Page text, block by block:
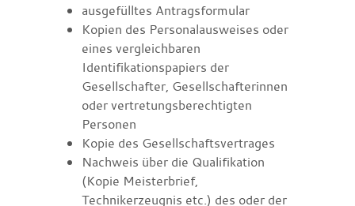
ausgefülltes Antragsformular
Kopien des Personalausweises oder
eines vergleichbaren
Identifikationspapiers der
Gesellschafter, Gesellschafterinnen
oder vertretungsberechtigten
Personen
Kopie des Gesellschaftsvertrages
Nachweis über die Qualifikation
(Kopie Meisterbrief,
Technikerzeugnis etc.) des oder der